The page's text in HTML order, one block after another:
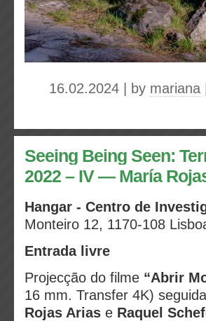
16.02.2024 | by mariana
Seeing Being Seen:
2022 – IV — María
Hangar - Centro de
Monteiro 12, 1170-108
Entrada livre
Projecção do filme “Abrir
16 mm. Transfer 4K)
Rojas Arias e Raquel